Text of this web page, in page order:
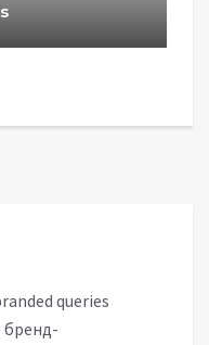
queries
бренд-